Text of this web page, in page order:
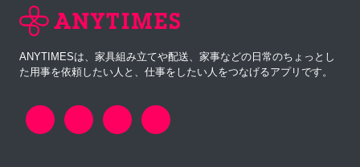
ANYTIMESは、家具組み立てや配送、家事などの日常のちょっとし
た用事を依頼したい人と、仕事をしたい人をつなげるアプリです。